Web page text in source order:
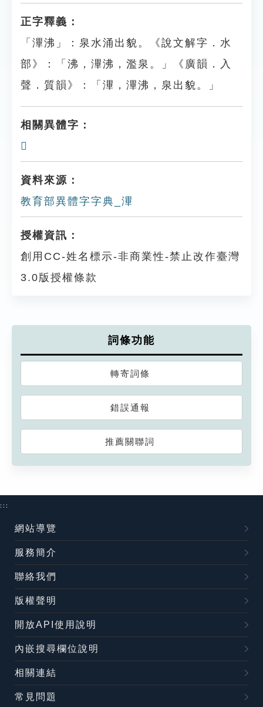
正字釋義：
「滭沸」：泉水涌出貌。《說文解字．水
部》：「沸，滭沸，濫泉。」《廣韻．入
聲．質韻》：「滭，滭沸，泉出貌。」
相關異體字：
𤅳
資料來源：
教育部異體字字典_滭
授權資訊：
創用CC-姓名標示-非商業性-禁止改作臺灣
3.0版授權條款
詞條功能
轉寄詞條
錯誤通報
推薦關聯詞
:::
網站導覽
服務簡介
聯絡我們
版權聲明
開放API使用說明
內嵌搜尋欄位說明
相關連結
常見問題